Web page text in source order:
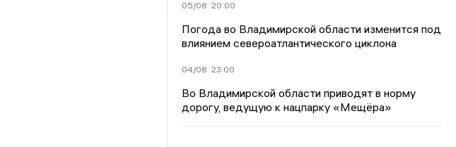
05/08 20:00
Погода во Владимирской области изменится под
влиянием североатлантического циклона
04/08 23:00
Во Владимирской области приводят в норму
дорогу, ведущую к нацпарку «Мещёра»